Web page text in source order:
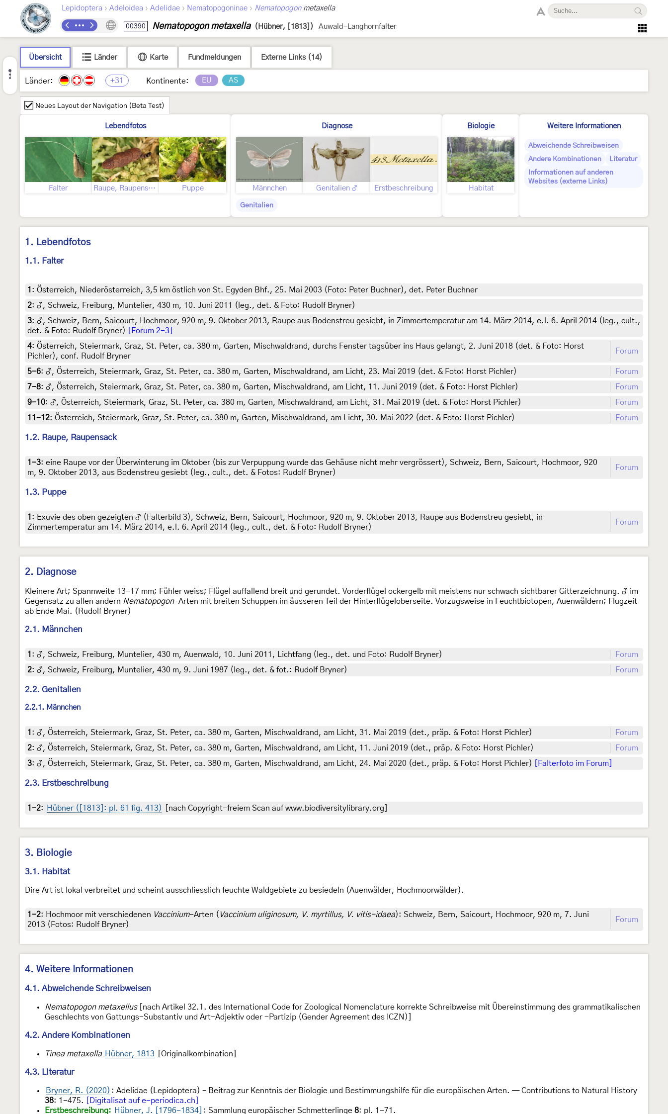
Lepidoptera › Adeloidea › Adelidae › Nematopogoninae › Nematopogonmetaxella
00390 Nematopogon metaxella (Hübner, [1813]) Auwald-Langhornfalter
Übersicht Länder Karte Fundmeldungen Externe Links (14)
Länder: +31 Kontinente: EU AS
Neues Layout der Navigation (Beta Test)
Lebendfotos
Falter Raupe, Raupensack Puppe
Diagnose
Männchen Genitalien ♂ Erstbeschreibung
Genitalien
Biologie
Habitat
Weitere Informationen
Abweichende Schreibweisen
Andere Kombinationen
Literatur
Informationen auf anderen
Websites (externe Links)
1. Lebendfotos
1.1. Falter
1 : Österreich, Niederösterreich, 3,5 km östlich von St. Egyden Bhf., 25. Mai 2003 (Foto: Peter Buchner), det. Peter Buchner
2: ♂, Schweiz, Freiburg, Muntelier, 430 m, 10. Juni 2011 (leg., det. & Foto: Rudolf Bryner)
3: ♂, Schweiz, Bern, Saicourt, Hochmoor, 920 m, 9. Oktober 2013, Raupe aus Bodenstreu gesiebt, in Zimmertemperatur am 14. März 2014, e.l. 6. April 2014 (leg., cult.,
det. & Foto: Rudolf Bryner)
[Forum 2-3]
4: Österreich, Steiermark, Graz, St. Peter, ca. 380 m, Garten, Mischwaldrand, durchs Fenster tagsüber ins Haus gelangt, 2. Juni 2018 (det. & Foto: Horst
Pichler), conf. Rudolf Bryner
Forum
5-6: ♂, Österreich, Steiermark, Graz, St. Peter, ca. 380 m, Garten, Mischwaldrand, am Licht, 23. Mai 2019 (det. & Foto: Horst Pichler)
Forum
7-8: ♂, Österreich, Steiermark, Graz, St. Peter, ca. 380 m, Garten, Mischwaldrand, am Licht, 11. Juni 2019 (det. & Foto: Horst Pichler)
Forum
9-10: ♂, Österreich, Steiermark, Graz, St. Peter, ca. 380 m, Garten, Mischwaldrand, am Licht, 31. Mai 2019 (det. & Foto: Horst Pichler)
Forum
11-12: Österreich, Steiermark, Graz, St. Peter, ca. 380 m, Garten, Mischwaldrand, am Licht, 30. Mai 2022 (det. & Foto: Horst Pichler) Forum
1.2. Raupe, Raupensack
1-3: eine Raupe vor der Überwinterung im Oktober (bis zur Verpuppung wurde das Gehäuse nicht mehr vergrössert), Schweiz, Bern, Saicourt, Hochmoor, 920
m, 9. Oktober 2013, aus Bodenstreu gesiebt (leg., cult., det. & Fotos: Rudolf Bryner)
Forum
1.3. Puppe
1 : Exuvie des oben gezeigten ♂ (Falterbild 3), Schweiz, Bern, Saicourt, Hochmoor, 920 m, 9. Oktober 2013, Raupe aus Bodenstreu gesiebt, in
Zimmertemperatur am 14. März 2014, e.l. 6. April 2014 (leg., cult., det. & Foto: Rudolf Bryner)
Forum
2. Diagnose
Kleinere Art; Spannweite 13-17 mm; Fühler weiss; Flügel auffallend breit und gerundet. Vorderflügel ockergelb mit meistens nur schwach sichtbarer Gitterzeichnung. ♂ im
Gegensatz zu allen andern Nematopogon-Arten mit breiten Schuppen im äusseren Teil der Hinterflügeloberseite. Vorzugsweise in Feuchtbiotopen, Auenwäldern; Flugzeit
ab Ende Mai. (Rudolf Bryner)
2.1. Männchen
1 : ♂, Schweiz, Freiburg, Muntelier, 430 m, Auenwald, 10. Juni 2011, Lichtfang (leg., det. und Foto: Rudolf Bryner)
Forum
2: ♂, Schweiz, Freiburg, Muntelier, 430 m, 9. Juni 1987 (leg., det. & fot.: Rudolf Bryner) Forum
2.2. Genitalien
2.2.1. Männchen
1 : ♂, Österreich, Steiermark, Graz, St. Peter, ca. 380 m, Garten, Mischwaldrand, am Licht, 31. Mai 2019 (det., präp. & Foto: Horst Pichler)
Forum
2: ♂, Österreich, Steiermark, Graz, St. Peter, ca. 380 m, Garten, Mischwaldrand, am Licht, 11. Juni 2019 (det., präp. & Foto: Horst Pichler)
Forum
3: ♂, Österreich, Steiermark, Graz, St. Peter, ca. 380 m, Garten, Mischwaldrand, am Licht, 24. Mai 2020 (det., präp. & Foto: Horst Pichler) [Falterfoto im Forum]
2.3. Erstbeschreibung
1-2: Hübner ([1813]: pl. 61 fig. 413) [nach Copyright-freiem Scan auf www.biodiversitylibrary.org]
3. Biologie
3.1. Habitat
Dire Art ist lokal verbreitet und scheint ausschliesslich feuchte Waldgebiete zu besiedeln (Auenwälder, Hochmoorwälder).
1-2: Hochmoor mit verschiedenen Vaccinium-Arten ( Vaccinium uliginosum, V. myrtillus, V. vitis-idaea): Schweiz, Bern, Saicourt, Hochmoor, 920 m, 7. Juni
2013 (Fotos: Rudolf Bryner)
Forum
4. Weitere Informationen
4.1. Abweichende Schreibweisen
Nematopogon metaxellus[nach Artikel 32.1. des International Code for Zoological Nomenclature korrekte Schreibweise mit Übereinstimmung des grammatikalischen
Geschlechts von Gattungs-Substantiv und Art-Adjektiv oder -Partizip (Gender Agreement des ICZN)]
4.2. Andere Kombinationen
Tinea metaxella Hübner, 1813 [Originalkombination]
4.3. Literatur
Bryner, R. (2020) : Adelidae (Lepidoptera) – Beitrag zur Kenntnis der Biologie und Bestimmungshilfe für die europäischen Arten. — Contributions to Natural History
38: 1-475.
[Digitalisat auf e-periodica.ch]
Erstbeschreibung: Hübner, J. [1796-1834] : Sammlung europäischer Schmetterlinge 8: pl. 1-71.